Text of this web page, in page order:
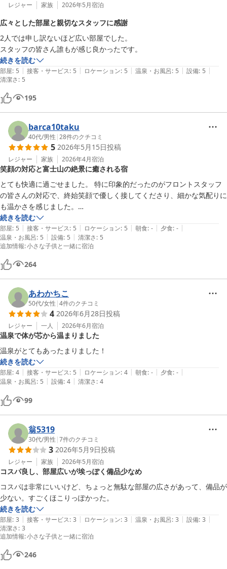
レジャー 家族 2026年5月宿泊
広々とした部屋と親切なスタッフに感謝
2人では申し訳ないほど広い部屋でした。
続きを読む
部屋: 5 | 接客・サービス: 5 | ロケーション: 5 | 温泉・お風呂: 5 | 設備: 5 |
清潔さ: 5
195
barca10taku
40代/男性 |28件のクチコミ
5 2026年5月15日投稿
レジャー 家族 2026年4月宿泊
笑顔の対応と富士山の絶景に癒される宿
とても快適に過ごせました。 特に印象的だったのがフロントスタッフ
の皆さんの対応で、終始笑顔で優しく接してくださり、細かな気配りに
も温かさを感じました。
子ども連れでも安心して過ごせる雰囲気で、とても居心地が良かったで
す。
宿は河口湖のすぐそばにあり、富士山も近くに感じられる素晴らしいロ
ケーション。朝の景色も気持ち良く、旅行気分をしっかり味わえまし
徒歩3分ほどの場所にローソンがあるので、素泊まりでも不便はなく、
ちょっとした買い出しにも便利でした。
翌日のアクティビティへのアクセスも良く、家族みんなで楽しい時間を
過ごせました。 また河口湖へ来る際は、ぜひ利用したいと思える宿で
す。
続きを読む
部屋: 5 | 接客・サービス: 5 | ロケーション: 5 | 朝食: - | 夕食: - |
温泉・お風呂: 5 | 設備: 5 | 清潔さ: 5
追加情報:小さな子供と一緒に宿泊
264
あわかちこ
50代/女性 |4件のクチコミ
4 2026年6月28日投稿
レジャー 一人 2026年6月宿泊
温泉で体が芯から温まりました
温泉がとてもあったまりました！
続きを読む
部屋: 4 | 接客・サービス: 5 | ロケーション: 4 | 朝食: - | 夕食: - |
温泉・お風呂: 5 | 設備: 4 | 清潔さ: 4
99
翁5319
30代/男性 |7件のクチコミ
3 2026年5月9日投稿
レジャー 家族 2026年5月宿泊
コスパ良し、部屋広いが埃っぽく備品少なめ
コスパは非常にいいけど、ちょっと無駄な部屋の広さがあって、備品が
続きを読む
部屋: 3 | 接客・サービス: 3 | ロケーション: 3 | 温泉・お風呂: 3 | 設備: 3 |
清潔さ: 3
追加情報:小さな子供と一緒に宿泊
246